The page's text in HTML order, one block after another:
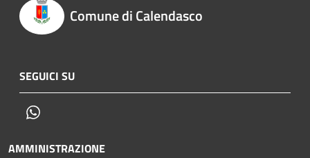
Comune di Calendasco
SEGUICI SU
AMMINISTRAZIONE